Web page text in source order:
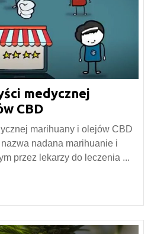
medycznej
CBDZdrowotne
korzyści
medycznej
marihuany
marihuany i olejów CBD
nadana marihuanie i
przez lekarzy do leczenia ...